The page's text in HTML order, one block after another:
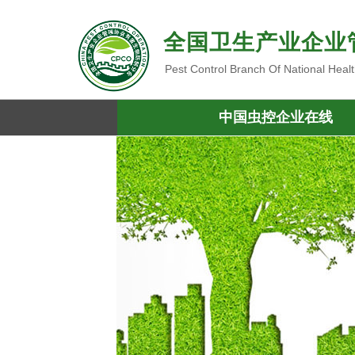
全国卫生产业企
Pest Control Branch Of National
中国虫控企业在线